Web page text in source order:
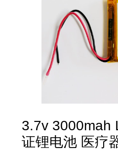
3.7v 3000mah
证锂电池 医疗